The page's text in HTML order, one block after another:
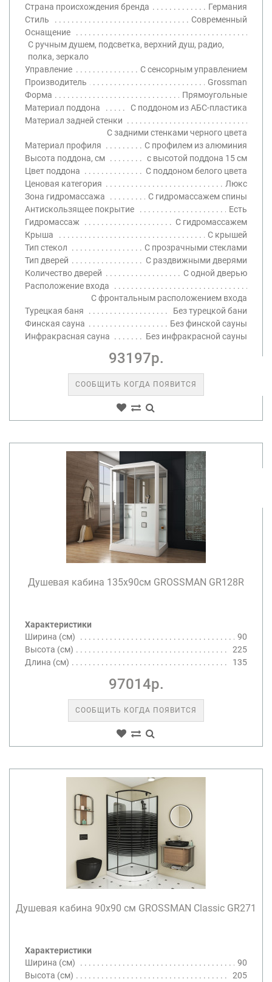
Страна происхождения бренда
Германия
Стиль
Современный
Оснащение
С ручным душем, подсветка, верхний душ, радио,
полка, зеркало
Управление
С сенсорным управлением
Производитель
Grossman
Форма
Прямоугольные
Материал поддона
С поддоном из АБС-пластика
Материал задней стенки
С задними стенками черного цвета
Материал профиля
С профилем из алюминия
Высота поддона, см
с высотой поддона 15 см
Цвет поддона
С поддоном белого цвета
Ценовая категория
Люкс
Зона гидромассажа
С гидромассажем спины
Антискользящее покрытие
Есть
Гидромассаж
С гидромассажем
Крыша
С крышей
Тип стекол
С прозрачными стеклами
Тип дверей
С раздвижными дверями
Количество дверей
С одной дверью
Расположение входа
С фронтальным расположением входа
Турецкая баня
Без турецкой бани
Финская сауна
Без финской сауны
Инфракрасная сауна
Без инфракрасной сауны
93197р.
СООБЩИТЬ КОГДА ПОЯВИТСЯ
Душевая кабина 135х90см GROSSMAN GR128R
Характеристики
Ширина (см)
90
Высота (см)
225
Длина (см)
135
97014р.
СООБЩИТЬ КОГДА ПОЯВИТСЯ
Душевая кабина 90х90 см GROSSMAN Classic GR271
Характеристики
Ширина (см)
90
Высота (см)
205